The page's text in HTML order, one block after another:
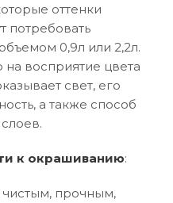
оттенки
потребовать
0,9л или 2,2л.
на восприятие цвета
свет, его
а также способ
к окрашиванию:
прочным,